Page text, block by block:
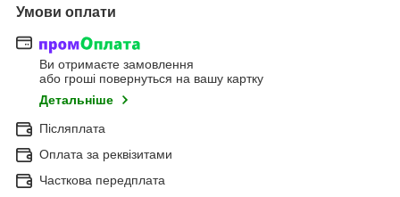
Умови оплати
Ви отримаєте замовлення
або гроші повернуться на вашу картку
Детальніше
Післяплата
Оплата за реквізитами
Часткова передплата